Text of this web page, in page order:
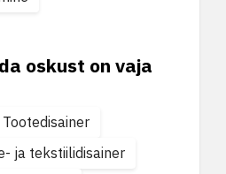
oskust on vaja
Tootedisainer
ja tekstiilidisainer